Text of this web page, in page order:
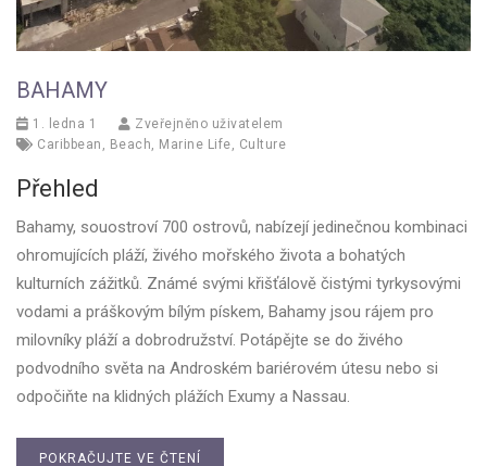
BAHAMY
1. ledna 1
Zveřejněno uživatelem
Caribbean , Beach, Marine Life, Culture
Přehled
Bahamy, souostroví 700 ostrovů, nabízejí jedinečnou kombinaci
ohromujících pláží, živého mořského života a bohatých
kulturních zážitků. Známé svými křišťálově čistými tyrkysovými
vodami a práškovým bílým pískem, Bahamy jsou rájem pro
milovníky pláží a dobrodružství. Potápějte se do živého
podvodního světa na Androském bariérovém útesu nebo si
odpočiňte na klidných plážích Exumy a Nassau.
POKRAČUJTE VE ČTENÍ